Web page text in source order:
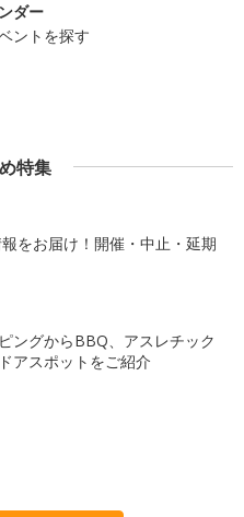
ダー
ントを探す
特集
をお届け！開催・中止・延期
ングからBBQ、アスレチック
アスポットをご紹介